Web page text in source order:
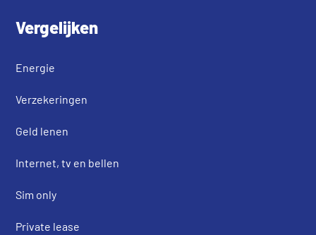
Vergelijken
Energie
Verzekeringen
Geld lenen
Internet, tv en bellen
Sim only
Private lease